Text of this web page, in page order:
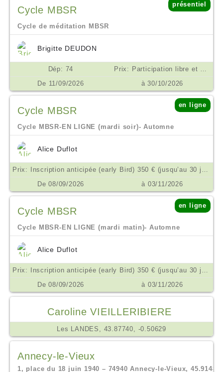
Cycle MBSR
présentiel
Cycle de méditation MBSR
Brigitte DEUDON
Dép: 74
Prix: Participation libre et consciente. Un minimum de 200 euros est demandé pour les frais de salles et matériels €
De 11/09/2026
à 30/10/2026
Cycle MBSR
en ligne
Cycle MBSR-EN LIGNE (mardi soir)- Automne
Alice Duflot
Prix: Inscription anticipée (early Bird) 350 € (jusqu’au 30 juin) // Réduit 380 € // Public 450 € €
De 08/09/2026
à 03/11/2026
Cycle MBSR
en ligne
Cycle MBSR-EN LIGNE (mardi matin)- Automne
Alice Duflot
Prix: Inscription anticipée (early Bird) 350 € (jusqu’au 30 juin) // Réduit 380 € // Public 450 € €
De 08/09/2026
à 03/11/2026
Caroline VIEILLERIBIERE
Les LANDES, 43.87740, -0.50629
Annecy-le-Vieux
1, place du 18 juin 1940 – 74940 Annecy-le-Vieux,